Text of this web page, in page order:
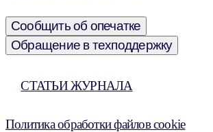
Сообщить об опечатке
Обращение в техподдержку
СТАТЬИ ЖУРНАЛА
Политика обработки файлов cookie